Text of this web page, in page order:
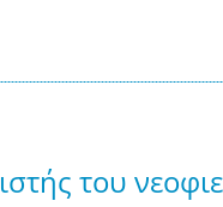
του